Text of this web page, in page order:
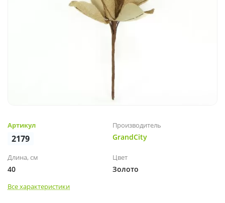
Артикул
2179
Производитель
GrandCity
Длина, см
40
Цвет
Золото
Все характеристики